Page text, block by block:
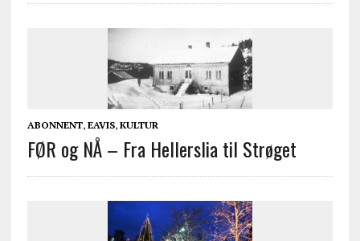
ABONNENT, EAVIS, KULTUR
FØR og NÅ – Fra Hellerslia til Strøget